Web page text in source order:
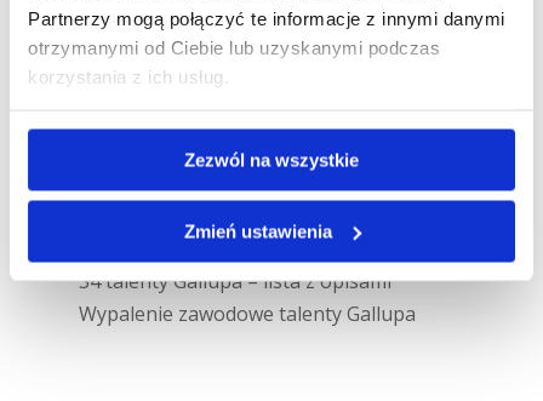
Partnerzy mogą połączyć te informacje z innymi danymi
otrzymanymi od Ciebie lub uzyskanymi podczas
korzystania z ich usług.
Zezwól na wszystkie
Zmień ustawienia
Ostatnie wpisy
Talenty kontrastowe: dlaczego kłócimy
się, choć chcemy tego samego?
Jak talenty Gallupa budują w nas
34 talenty Gallupa – lista z opisami
Wypalenie zawodowe talenty Gallupa